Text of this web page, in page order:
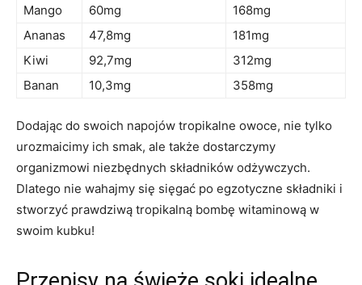
Mango
60mg
168mg
Ananas
47,8mg
181mg
Kiwi
92,7mg
312mg
Banan
10,3mg 358mg
Dodając do swoich napojów tropikalne ⁢owoce, nie tylko​
urozmaicimy ich smak, ale także dostarczymy
organizmowi ​niezbędnych‌ składników⁣ odżywczych.
Dlatego nie ​wahajmy się sięgać po ⁢egzotyczne składniki i
stworzyć prawdziwą tropikalną⁣ bombę witaminową‌ w
swoim kubku!